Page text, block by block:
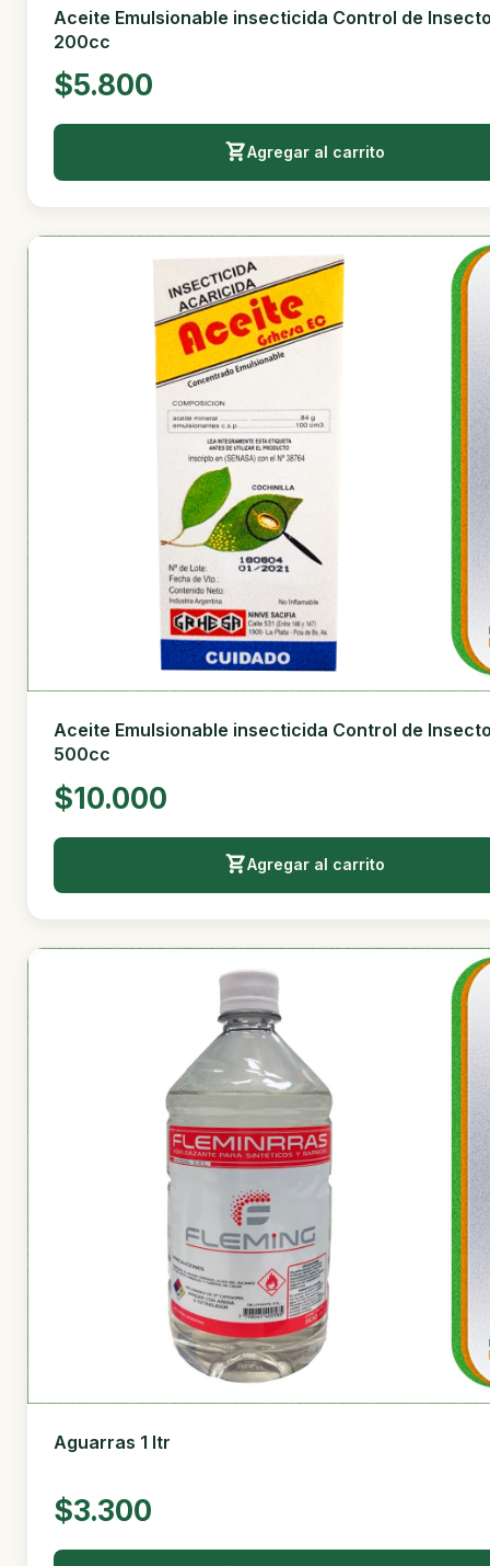
Aceite Emulsionable insecticida Control de
200cc
$5.800
Agregar al carrito
Aceite Emulsionable insecticida Control de
500cc
$10.000
Agregar al carrito
Aguarras 1 ltr
$3.300